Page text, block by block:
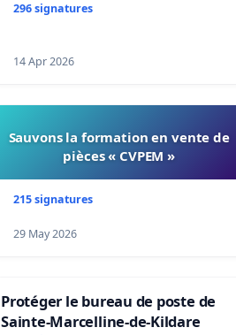
296 signatures
14 Apr 2026
Sauvons la formation en vente de
pièces « CVPEM »
215 signatures
29 May 2026
Protéger le bureau de poste de
Sainte-Marcelline-de-Kildare